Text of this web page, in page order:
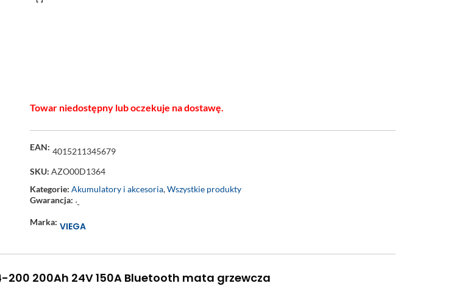
Towar niedostępny lub oczekuje na dostawę.
EAN: 4015211345679
SKU:AZO00D1364
Kategorie:Akumulatory i akcesoria,Wszystkie produkty
Gwarancja: ‘-
Marka: VIEGA
200 200Ah 24V 150A Bluetooth mata grzewcza